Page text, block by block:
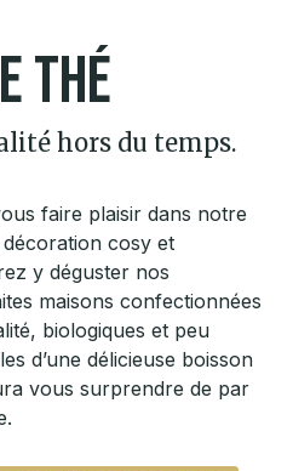
thé
hors du temps.
faire plaisir dans notre
cosy et
y déguster nos
maisons confectionnées
biologiques et peu
d’une délicieuse boisson
vous surprendre de par